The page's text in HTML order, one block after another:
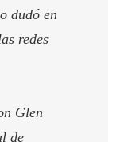
dudó en
redes
Glen
de